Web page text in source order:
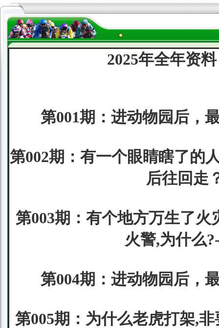
2025年全年资
第001期：进动物园后，
第002期：有一个眼睛瞎了的
后往回走
第003期：有个地方万生了
火警,为什么
第004期：进动物园后，
第005期：为什么老虎打架,